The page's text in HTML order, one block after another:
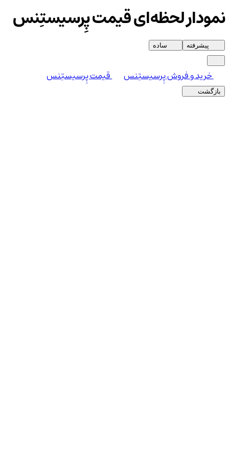
نمودار لحظه‌ای قیمت پِرسیستِنس
پیشرفته ساده
خرید و فروش پِرسیستِنس قیمت پِرسیستِنس
بازگشت